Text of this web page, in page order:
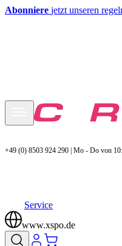
Abonniere jetzt unseren
+49 (0) 8503 924 290 | Mo - Do von
Service
www.xspo.de